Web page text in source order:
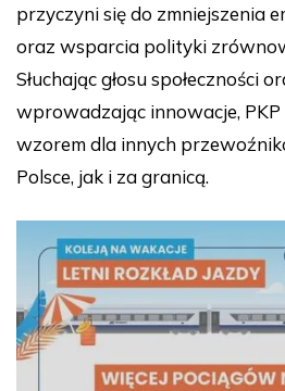
przyczyni się do zmniejszenia
oraz wsparcia polityki
Słuchając głosu społeczności
wprowadzając innowacje, PKP
wzorem dla innych
Polsce, jak i za granicą.